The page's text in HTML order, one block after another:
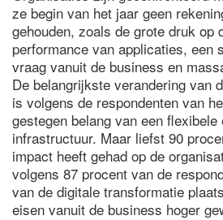
ze begin van het jaar geen
gehouden, zoals de grote druk op
performance van applicaties, een
vraag vanuit de business en
De belangrijkste verandering van
is volgens de respondenten van
gestegen belang van een
infrastructuur. Maar liefst 90
impact heeft gehad op de
volgens 87 procent van de
van de digitale transformatie
eisen vanuit de business hoger